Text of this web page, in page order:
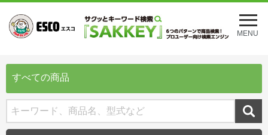
メ
ニ
ュ
を
MENU
すべての商品